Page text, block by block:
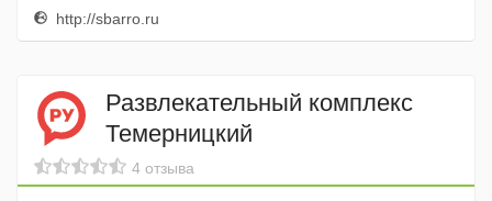
http://sbarro.ru
Развлекательный комплекс
Темерницкий
4 отзыва